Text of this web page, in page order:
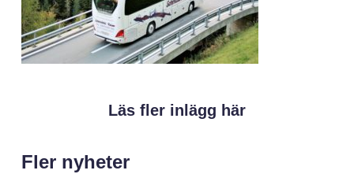
Läs fler inlägg här
Fler nyheter